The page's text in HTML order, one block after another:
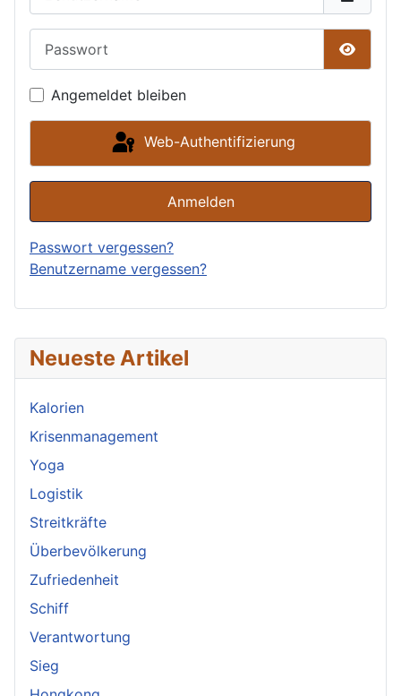
Neueste Artikel
Kalorien
Krisenmanagement
Yoga
Logistik
Streitkräfte
Überbevölkerung
Zufriedenheit
Schiff
Verantwortung
Sieg
Angemeldet bleiben
Web-Authentifizierung
Anmelden
Passwort vergessen?
Benutzername vergessen?